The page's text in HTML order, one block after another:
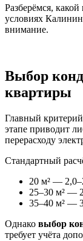
Разберёмся,
условиях
внимание.
Выбор
квартиры
Главный
этапе приводит
перерасходу
Стандартный
20 м² —
25–30 м² —
35–40 м² —
Однако выбор
требует учёта